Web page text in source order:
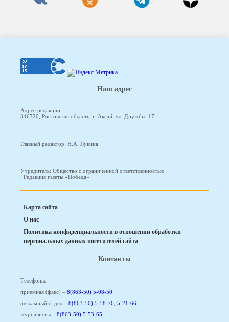
Наш адрес
Адрес редакции:
346720, Ростовская область, г. Аксай, ул. Дружбы, 17
Главный редактор: Н.А. Лукина
Учредитель: Общество с ограниченной ответственностью
«Редакция газеты «Победа»
Карта сайта
О нас
Политика конфиденциальности в отношении обработки
персональных данных посетителей сайта
Контакты
Телефоны:
приемная (факс) – 8(863-50) 5-08-50
рекламный отдел – 8(863-50) 5-58-76, 5-21-66
журналисты – 8(863-50) 5-53-65